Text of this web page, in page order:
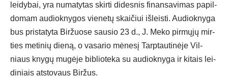
lei­dy­bai, yra nu­ma­ty­tas skir­ti di­des­nis fi­nan­sa­vi­mas pa­pil­
do­mam au­diok­ny­gos vie­ne­tų skai­čiui iš­leis­ti. Au­diok­ny­ga
bus pri­sta­ty­ta Bir­žuo­se sau­sio 23 d., J. Me­ko pir­mų­jų mir­
ties me­ti­nių die­ną, o va­sa­rio mė­ne­sį Tarp­tau­ti­nė­je Vil­
niaus kny­gų mu­gė­je bib­lio­te­ka su au­diok­ny­ga ir ki­tais lei­
di­niais at­sto­vaus Bir­žus.